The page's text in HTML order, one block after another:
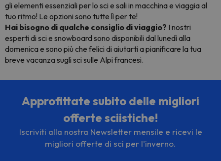
gli elementi essenziali per lo sci e sali in macchina e viaggia al
tuo ritmo! Le opzioni sono tutte lì per te!
Hai bisogno di qualche consiglio di viaggio? I nostri
esperti di sci e snowboard sono disponibili dal lunedì alla
domenica e sono più che felici di aiutarti a pianificare la tua
breve vacanza sugli sci sulle Alpi francesi.
Approfittate subito delle migliori
offerte sciistiche!
Iscriviti alla nostra Newsletter mensile e ricevi le
migliori offerte di sci per l'inverno.